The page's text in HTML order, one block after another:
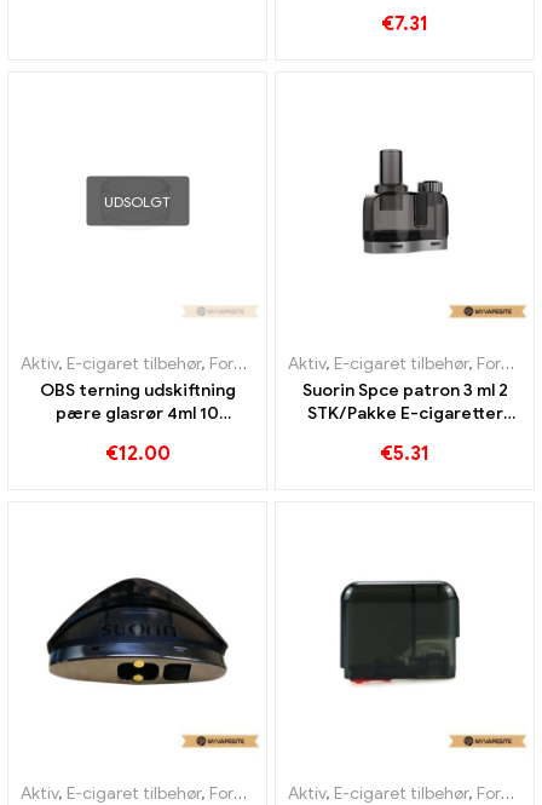
€7.31
UDSOLGT
Aktiv, E-cigaret tilbehør, Fordamper
OBS terning udskiftning
pære glasrør 4ml 10
Engros丨 Custom
€12.00
Aktiv, E-cigaret tilbehør, Fordamper
Suorin Spce patron 3 ml 2
STK/Pakke E-cigaretter
€5.31
Aktiv, E-cigaret tilbehør, Fordamper
Aktiv, E-cigaret tilbehør, Fordamper